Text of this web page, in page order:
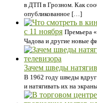
в ДТП в Грозном. Как
опубликованное […]
с 11 ноября Премьера
Чадова и другие новые
Зачем шведы
В 1962 году шведы вдруг
и натягивать их на